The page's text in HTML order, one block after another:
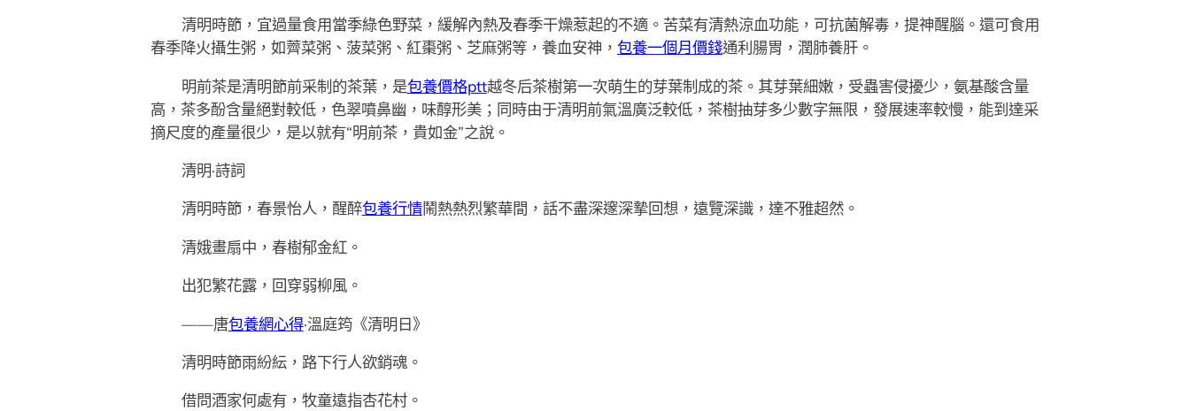
清明時節，宜過量食用當季綠色野菜，緩解內熱及春季干燥惹起的不適。苦菜有清熱涼血功能，可抗菌解毒，提神醒腦。還可食用
春季降火攝生粥，如薺菜粥、菠菜粥、紅棗粥、芝麻粥等，養血安神， 包養一個月價錢通利腸胃，潤肺養肝。
明前茶是清明節前采制的茶葉，是包養價格ptt越冬后茶樹第一次萌生的芽葉制成的茶。其芽葉細嫩，受蟲害侵擾少，氨基酸含量
高，茶多酚含量絕對較低，色翠噴鼻幽，味醇形美；同時由于清明前氣溫廣泛較低，茶樹抽芽多少數字無限，發展速率較慢，能到達采
摘尺度的產量很少，是以就有“明前茶，貴如金”之說。
清明·詩詞
清明時節，春景怡人，醒醉包養行情鬧熱熱烈繁華間，話不盡深邃深摯回想，遠覽深識，達不雅超然。
清娥畫扇中，春樹郁金紅。
出犯繁花露，回穿弱柳風。
——唐包養網心得·溫庭筠《清明日》
清明時節雨紛紜，路下行人欲銷魂。
借問酒家何處有，牧童遠指杏花村。